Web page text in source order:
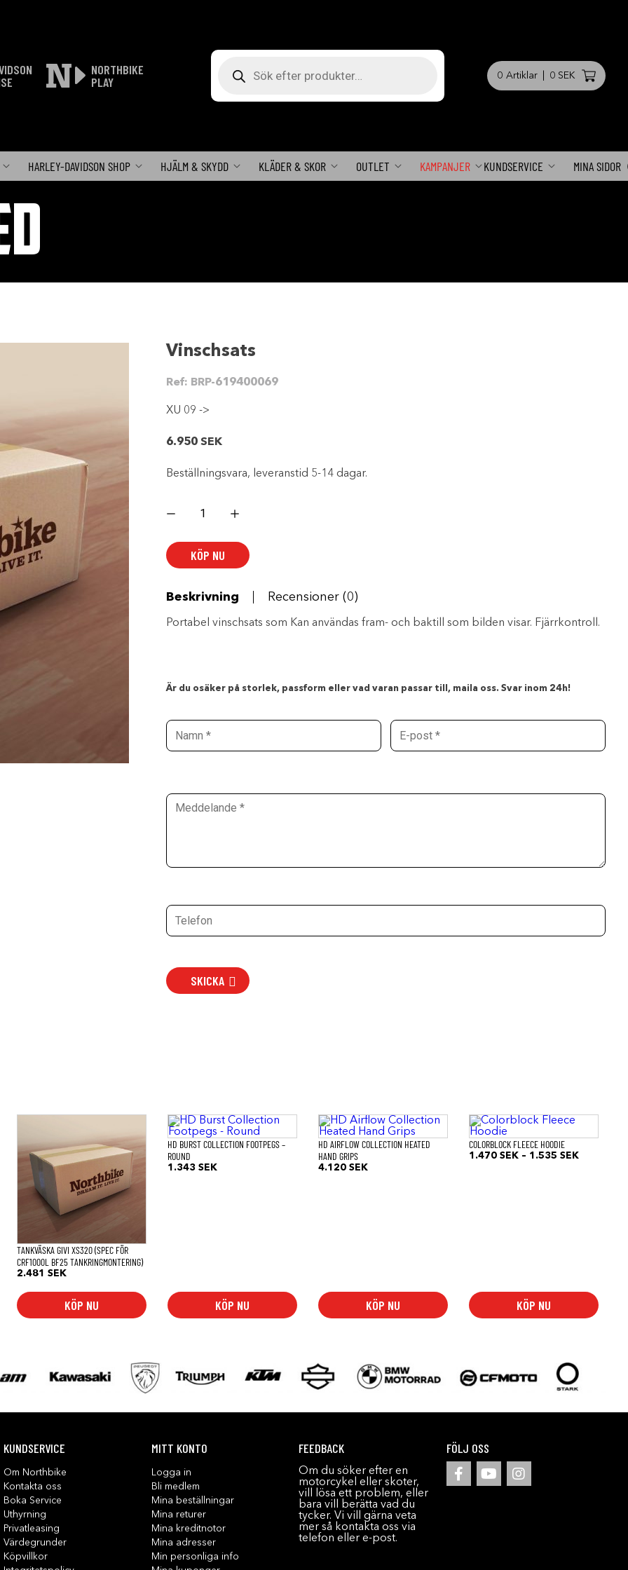
NORTHBIKE
PLAY
0 Artiklar 0 SEK
HARLEY-DAVIDSON SHOP HJÄLM & SKYDD KLÄDER & SKOR OUTLET KAMPANJER KUNDSERVICE MINA SIDOR
Vinschsats
Ref: BRP-619400069
XU 09 ->
6.950 SEK
Beställningsvara, leveranstid 5-14 dagar.
mängd
KÖP NU
Beskrivning Recensioner (0)
Portabel vinschsats som Kan användas fram- och baktill som bilden visar. Fjärrkontroll.
Är du osäker på storlek, passform eller vad varan passar till, maila oss. Svar inom 24h!
SKICKA
SEK
SEK
TANKVÄSKA GIVI XS320 (SPEC FÖR
CRF1000L BF25 TANKRINGMONTERING)
2.481SEK
KÖP NU
HD BURST COLLECTION FOOTPEGS –
ROUND
1.343SEK
KÖP NU
HD AIRFLOW COLLECTION HEATED
HAND GRIPS
4.120SEK
KÖP NU
COLORBLOCK FLEECE HOODIE
1.470SEK – 1.535SEK
KÖP NU
Den
här
produkten
har
KUNDSERVICE
Om Northbike
Kontakta oss
Boka Service
Uthyrning
Privatleasing
Värdegrunder
Köpvillkor
MITT KONTO
Logga in
Bli medlem
Mina beställningar
Mina returer
Mina kreditnotor
Mina adresser
Min personliga info
FEEDBACK
Om du söker efter en
motorcykel eller skoter,
vill lösa ett problem, eller
bara vill berätta vad du
tycker. Vi vill gärna veta
mer så kontakta oss via
telefon eller e-post.
FÖLJ OSS